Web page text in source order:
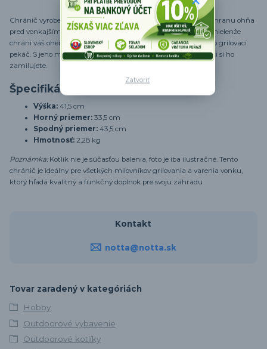
Chránič vyrobený z lakovanej ocele je skvelým riešením na ochranu ohňa
pred vonkajším prúdením vzduchu. Tento praktický chránič nielenže
chráni váš oheň, ale slúži aj ako stabilný stojan pod kotlík alebo grilovací
pekáč. S jeho moderným dizajnom a funkčnými vlastnosťami si ho
zamilujete.
Špecifikácia Chrániča
Výška: 41,5 cm
Horný priemer: 33,5 cm
Spodný priemer: 43,5 cm
Hmotnosť: 2,28 kg
Poznámka:Kotlík nie je súčasťou balenia, foto je iba ilustračné. Tento
chránič je ideálny pre všetkých milovníkov grilovania a varenia vonku,
ktorý hľadá kvalitný a funkčný doplnok pre svoju záhradu.
Kontakt
notta@notta.sk
Tovar zaradený v kategóriách
Hobby
Outdoorové vybavenie
Outdoorové kotlíky
Zatvoriť